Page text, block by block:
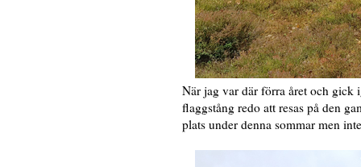
När jag var där förra året och gick
flaggstång redo att resas på den
plats under denna sommar men